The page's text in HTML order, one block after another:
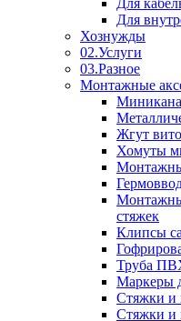
Для
Для
Хознужды
02.Услуги
03.Разное
Монтажные
Жгут
Хомуты
стяжек
Клипсы
Труба
Маркеры
Стяжки и
Стяжки и